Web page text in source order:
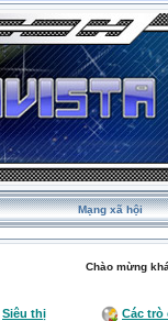
Mạng xã hội
Chào mừng
Siêu thị Các trò